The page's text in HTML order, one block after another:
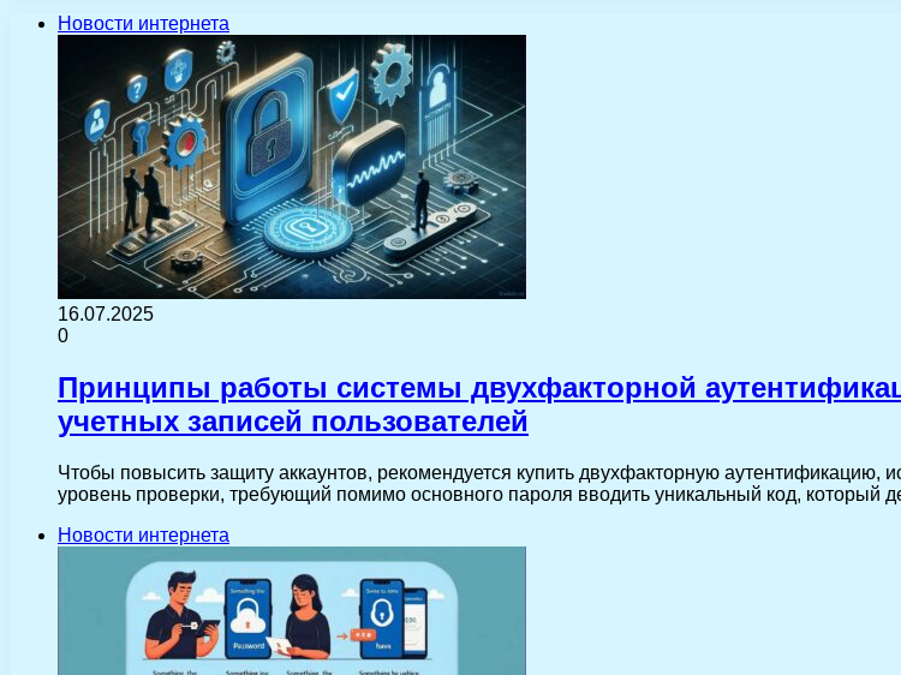
Новости интернета
16.07.2025
0
Принципы работы системы двухфакторной
учетных записей пользователей
Чтобы повысить защиту аккаунтов, рекомендуется купить двухфакторную
уровень проверки, требующий помимо основного пароля вводить уникальный код, который
Новости интернета